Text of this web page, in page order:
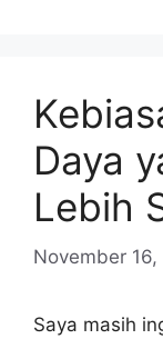
Daya
Lebih
November 16,
Saya masih